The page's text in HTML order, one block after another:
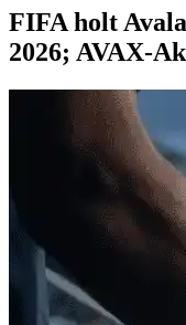
FIFA holt
2026; AVAX-